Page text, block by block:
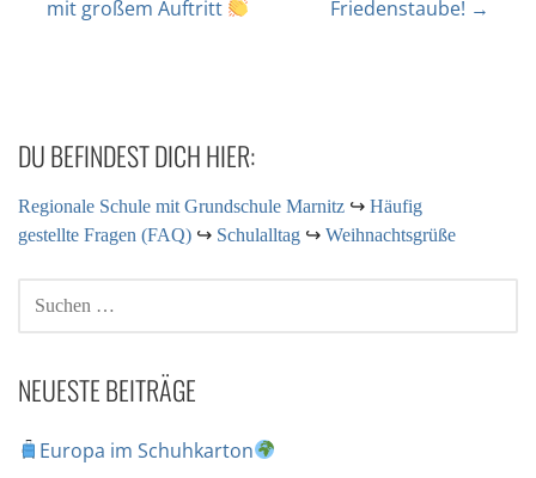
mit großem Auftritt
Friedenstaube! →
DU BEFINDEST DICH HIER:
Regionale Schule mit Grundschule Marnitz ↪ Häufig
gestellte Fragen (FAQ) ↪ Schulalltag ↪ Weihnachtsgrüße
NEUESTE BEITRÄGE
Europa im Schuhkarton